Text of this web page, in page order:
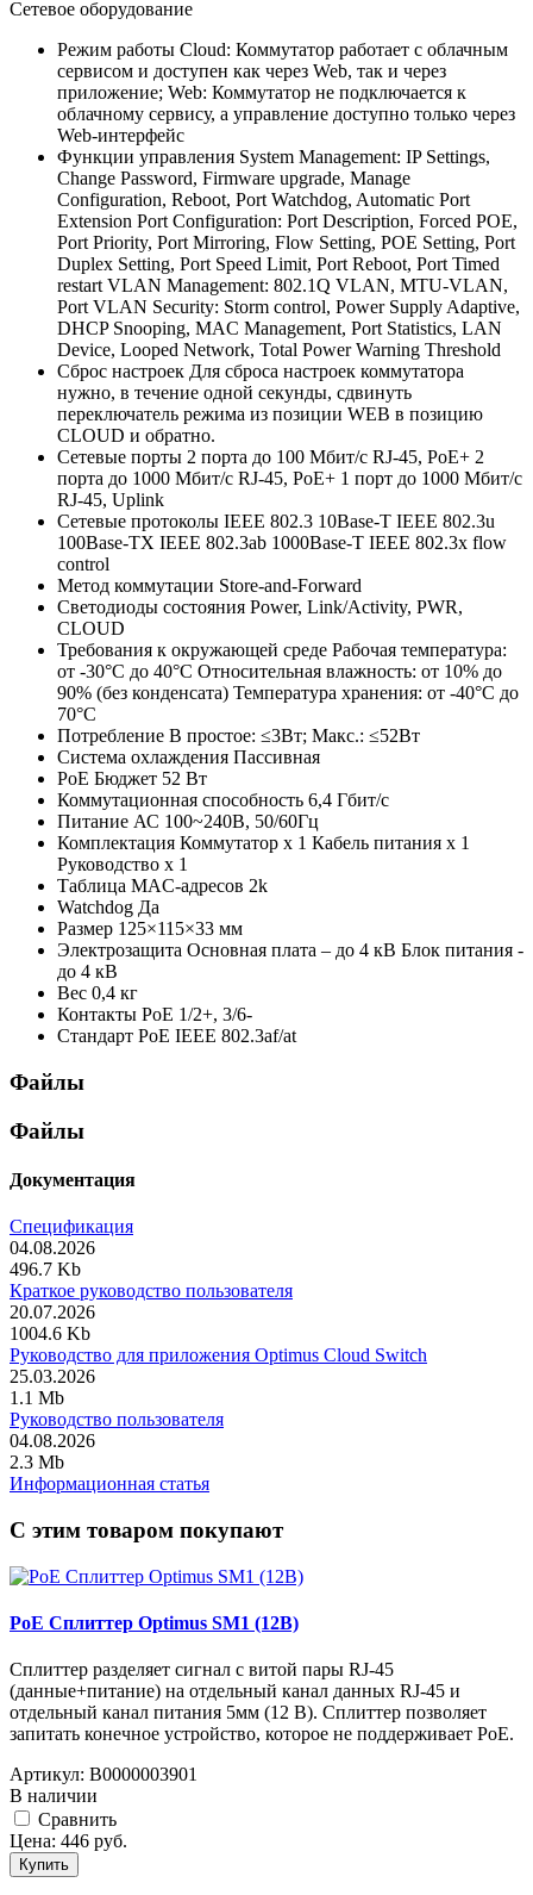
Сетевое оборудование
Режим работы Cloud: Коммутатор работает с облачным
сервисом и доступен как через Web, так и через
приложение; Web: Коммутатор не подключается к
облачному сервису, а управление доступно только через
Web-интерфейс
Функции управления System Management: IP Settings,
Change Password, Firmware upgrade, Manage
Configuration, Reboot, Port Watchdog, Automatic Port
Extension Port Configuration: Port Description, Forced POE,
Port Priority, Port Mirroring, Flow Setting, POE Setting, Port
Duplex Setting, Port Speed Limit, Port Reboot, Port Timed
restart VLAN Management: 802.1Q VLAN, MTU-VLAN,
Port VLAN Security: Storm control, Power Supply Adaptive,
DHCP Snooping, MAC Management, Port Statistics, LAN
Device, Looped Network, Total Power Warning Threshold
Сброс настроек Для сброса настроек коммутатора
нужно, в течение одной секунды, сдвинуть
переключатель режима из позиции WEB в позицию
CLOUD и обратно.
Сетевые порты 2 порта до 100 Мбит/с RJ-45, PoE+ 2
порта до 1000 Мбит/с RJ-45, PoE+ 1 порт до 1000 Мбит/с
RJ-45, Uplink
Сетевые протоколы IEEE 802.3 10Base-T IEEE 802.3u
100Base-TX IEEE 802.3ab 1000Base-T IEEE 802.3x flow
control
Метод коммутации Store-and-Forward
Светодиоды состояния Power, Link/Activity, PWR,
CLOUD
Требования к окружающей среде Рабочая температура:
от -30°C до 40°C Относительная влажность: от 10% до
90% (без конденсата) Температура хранения: от -40°C до
70°C
Потребление В простое: ≤3Вт; Макс.: ≤52Вт
Система охлаждения Пассивная
PoE Бюджет 52 Вт
Коммутационная способность 6,4 Гбит/с
Питание АС 100~240В, 50/60Гц
Комплектация Коммутатор х 1 Кабель питания х 1
Руководство х 1
Таблица MAC-адресов 2k
Watchdog Да
Размер 125×115×33 мм
Электрозащита Основная плата – до 4 кВ Блок питания -
до 4 кВ
Вес 0,4 кг
Контакты PoE 1/2+, 3/6-
Стандарт PoE IEEE 802.3af/at
Файлы
Файлы
Документация
Спецификация
04.08.2026
496.7 Kb
Краткое руководство пользователя
20.07.2026
1004.6 Kb
Руководство для приложения Optimus Cloud Switch
25.03.2026
1.1 Mb
Руководство пользователя
04.08.2026
2.3 Mb
Информационная статья
C этим товаром покупают
PoE Сплиттер Optimus SM1 (12B)
Сплиттер разделяет сигнал с витой пары RJ-45
(данные+питание) на отдельный канал данных RJ-45 и
отдельный канал питания 5мм (12 В). Сплиттер позволяет
запитать конечное устройство, которое не поддерживает PoE.
Артикул: В0000003901
В наличии
Cравнить
Цена: 446 руб.
Купить